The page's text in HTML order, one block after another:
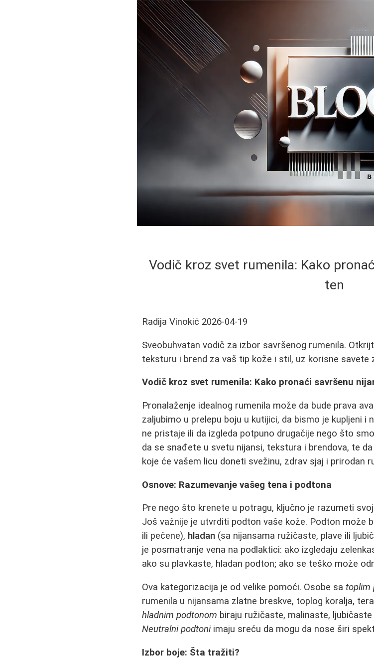
Vodič kroz svet rumenila: Kako
ten
Radija Vinokić 2026-04-19
Sveobuhvatan vodič za izbor savršenog rumenila.
teksturu i brend za vaš tip kože i stil, uz korisne savete
Vodič kroz svet rumenila: Kako pronaći savršenu
Pronalaženje idealnog rumenila može da bude prava
zaljubimo u prelepu boju u kutijici, da bismo je kupljeni i
ne pristaje ili da izgleda potpuno drugačije nego što
da se snađete u svetu nijansi, tekstura i brendova, te
koje će vašem licu doneti svežinu, zdrav sjaj i prirodan
Osnove: Razumevanje vašeg tena i podtona
Pre nego što krenete u potragu, ključno je razumeti
Još važnije je utvrditi podton vaše kože. Podton može
ili pečene), hladan (sa nijansama ružičaste, plave ili
je posmatranje vena na podlaktici: ako izgledaju
ako su plavkaste, hladan podton; ako se teško može
Ova kategorizacija je od velike pomoći. Osobe satoplim
rumenila u nijansama zlatne breskve, toplog koralja,
hladnim podtonom biraju ružičaste, malinaste,
Neutralni podtoniimaju sreću da mogu da nose širi
Izbor boje: Šta tražiti?